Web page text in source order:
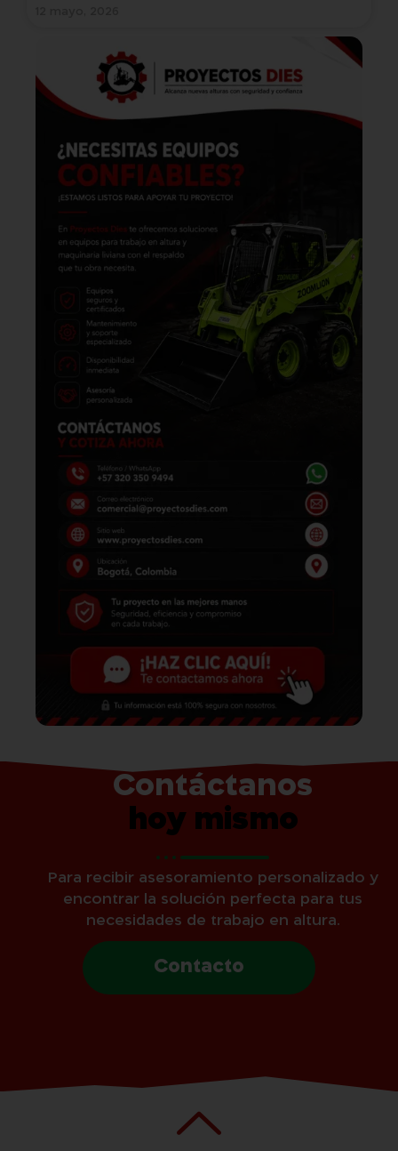
Contáctanos
hoy mismo
Para recibir asesoramiento personalizado y
encontrar la solución perfecta para tus
necesidades de trabajo en altura.
Contacto